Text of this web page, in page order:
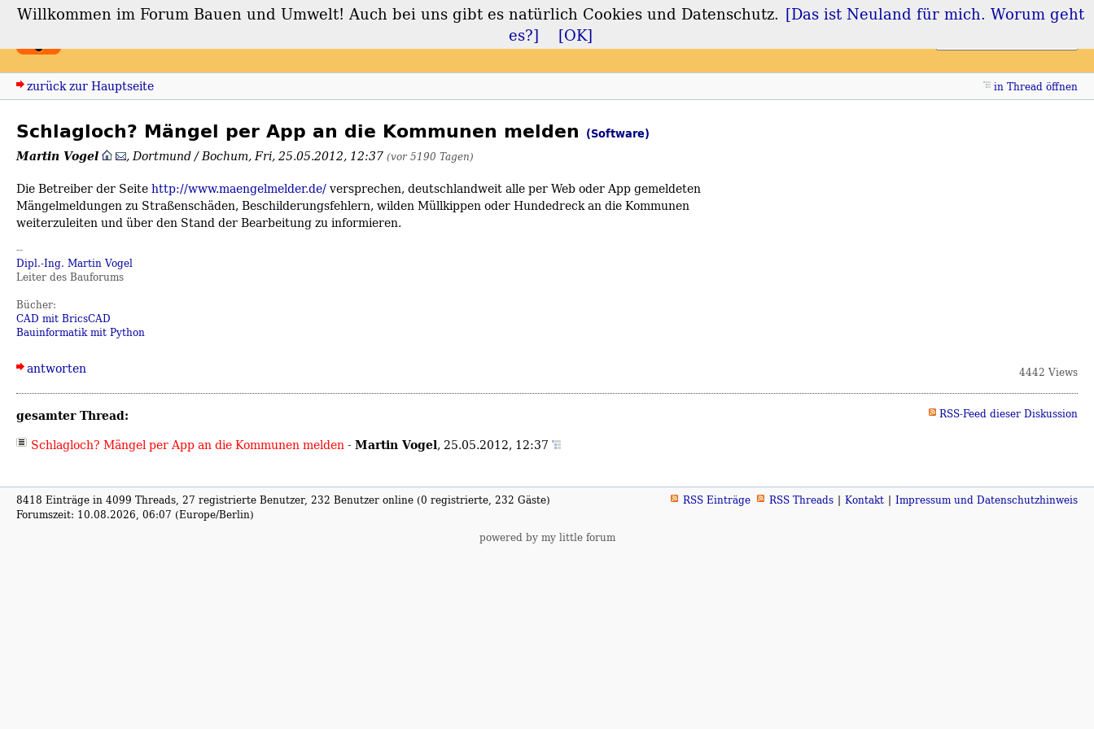
Forum Bauen und Umwelt Login Registrieren
zurück zur Hauptseite in Thread öffnen
Schlagloch? Mängel per App an die Kommunen melden (Software)
Martin Vogel ,Dortmund / Bochum,Fri, 25.05.2012, 12:37 (vor 5190 Tagen)
Die Betreiber der Seitehttp://www.maengelmelder.de/versprechen, deutschlandweit alle per Web oder App gemeldeten
Mängelmeldungen zu Straßenschäden, Beschilderungsfehlern, wilden Müllkippen oder Hundedreck an die Kommunen
weiterzuleiten und über den Stand der Bearbeitung zu informieren.
--
Dipl.-Ing. Martin Vogel
Leiter des Bauforums
Bücher:
CAD mit BricsCAD
Bauinformatik mit Python
antworten 4442 Views
gesamter Thread: RSS-Feed dieser Diskussion
Schlagloch? Mängel per App an die Kommunen melden- Martin Vogel, 25.05.2012, 12:37
8418 Einträge in 4099 Threads, 27 registrierte Benutzer, 232 Benutzer online (0 registrierte, 232 Gäste)
Forumszeit: 10.08.2026, 06:07 (Europe/Berlin)
RSS Einträge RSS Threads Kontakt Impressum und Datenschutzhinweis
powered by my little forum
Willkommen im Forum Bauen und Umwelt! Auch bei uns gibt es natürlich Cookies und Datenschutz. [Das ist Neuland für mich. Worum geht
es?]
[OK]